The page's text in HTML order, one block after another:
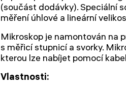
(součást dodávky). Speciální
měření úhlové a lineární
Mikroskop je namontován na
s měřicí stupnicí a svorky.
kterou lze nabíjet pomocí
Vlastnosti: